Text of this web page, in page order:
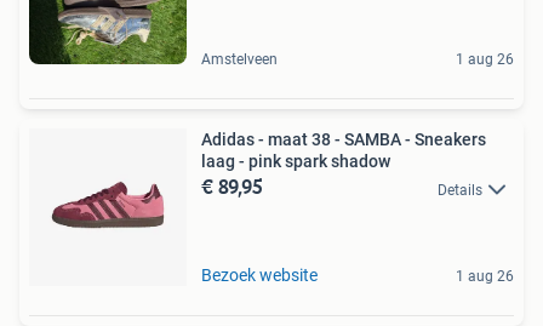
Amstelveen 1 aug 26
Adidas - maat 38 - SAMBA - Sneakers
laag - pink spark shadow
€ 89,95 Details
Bezoek website 1 aug 26